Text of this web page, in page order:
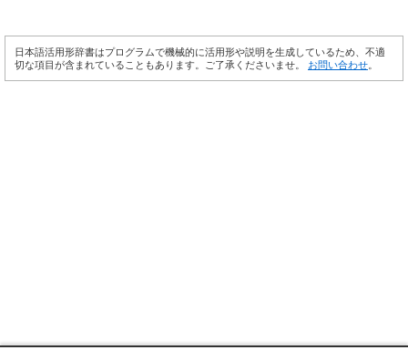
日本語活用形辞書はプログラムで機械的に活用形や説明を生成しているため、不適
切な項目が含まれていることもあります。ご了承くださいませ。 お問い合わせ